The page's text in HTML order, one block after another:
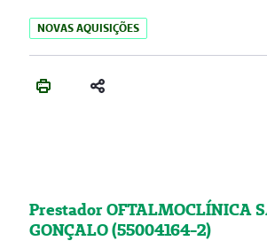
NOVAS AQUISIÇÕES
Prestador OFTALMOCLÍNICA
GONÇALO (55004164-2)